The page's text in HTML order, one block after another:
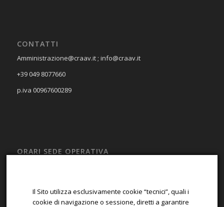
CONTATTI
Amministrazione@craav.it ; info@craav.it
+39 049 8077660
p.iva 00967600289
ORARI SEDE OPERATIVA
SAB – DOM
Il Sito utilizza esclusivamente cookie “tecnici”, quali i
cookie di navigazione o sessione, diretti a garantire